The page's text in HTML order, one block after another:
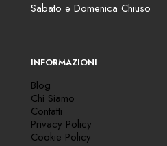
Sabato e Domenica Chiuso
INFORMAZIONI
Blog
Chi Siamo
Contatti
Privacy Policy
Cookie Policy